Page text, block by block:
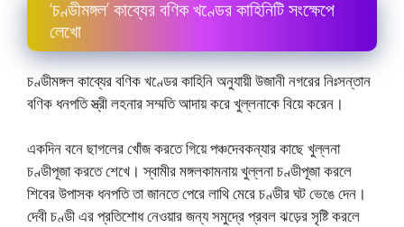
‘চণ্ডীমঙ্গল’ কাব্যের বণিক খণ্ডের কাহিনিটি সংক্ষেপে
লেখাে
চণ্ডীমঙ্গল কাব্যের বণিক খণ্ডের কাহিনি অনুযায়ী উজানী নগরের নিঃসন্তান
বণিক ধনপতি স্ত্রী লহনার সম্মতি আদায় করে খুল্লনাকে বিয়ে করেন।
একদিন বনে ছাগলের খোঁজ করতে গিয়ে পঞ্চদেবকন্যার কাছে খুল্লনা
চণ্ডীপূজা করতে শেখে। স্বামীর মঙ্গলকামনায় খুল্লনা চণ্ডীপূজা করলে
শিবের উপাসক ধনপতি তা জানতে পেরে লাথি মেরে চণ্ডীর ঘট ভেঙে দেন।
দেবী চণ্ডী এর প্রতিশােধ নেওয়ার জন্য সমুদ্রে প্রবল ঝড়ের সৃষ্টি করলে